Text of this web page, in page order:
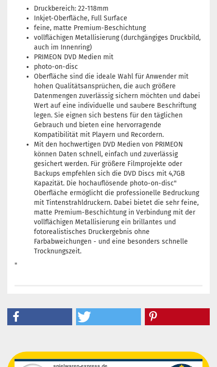
Druckbereich: 22-118mm
Inkjet-Oberfläche, Full Surface
feine, matte Premium-Beschichtung
vollflächigen Metallisierung (durchgängiges Druckbild,
auch im Innenring)
PRIMEON DVD Medien mit
photo-on-disc
Oberfläche sind die ideale Wahl für Anwender mit
hohen Qualitätsansprüchen, die auch größere
Datenmengen zuverlässig sichern möchten und dabei
Wert auf eine individuelle und saubere Beschriftung
legen. Sie eignen sich bestens für den täglichen
Gebrauch und bieten eine hervorragende
Kompatibilität mit Playern und Recordern.
Mit den hochwertigen DVD Medien von PRIMEON
können Daten schnell, einfach und zuverlässig
gesichert werden. Für größere Filmprojekte oder
Backups empfehlen sich die DVD Discs mit 4,7GB
Kapazität. Die hochauflösende photo-on-disc"
Oberfläche ermöglicht die professionelle Bedruckung
mit Tintenstrahldruckern. Dabei bietet die sehr feine,
matte Premium-Beschichtung in Verbindung mit der
vollflächigen Metallisierung ein brillantes und
fotorealistisches Druckergebnis ohne
Farbabweichungen - und eine besonders schnelle
Trocknungszeit.
"